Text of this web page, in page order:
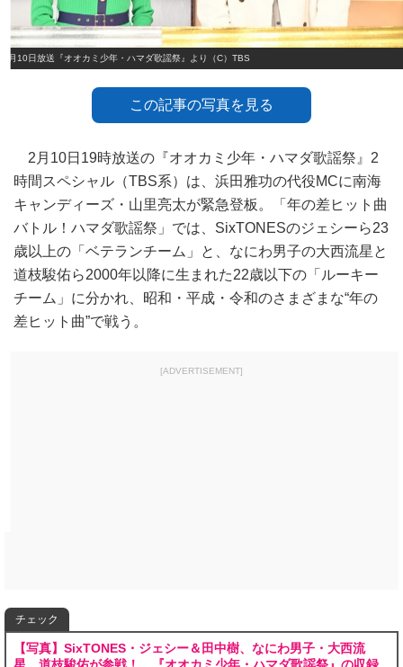
2月10日放送『オオカミ少年・ハマダ歌謡祭』より（C）TBS
この記事の写真を見る
2月10日19時放送の『オオカミ少年・ハマダ歌謡祭』2
時間スペシャル（TBS系）は、浜田雅功の代役MCに南海
キャンディーズ・山里亮太が緊急登板。「年の差ヒット曲
バトル！ハマダ歌謡祭」では、SixTONESのジェシーら23
歳以上の「ベテランチーム」と、なにわ男子の大西流星と
道枝駿佑ら2000年以降に生まれた22歳以下の「ルーキー
チーム」に分かれ、昭和・平成・令和のさまざまな“年の
差ヒット曲”で戦う。
[ADVERTISEMENT]
チェック
【写真】SixTONES・ジェシー＆田中樹、なにわ男子・大西流